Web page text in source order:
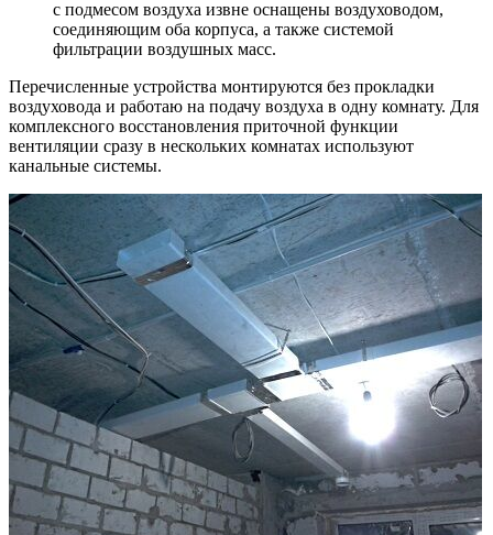
с подмесом воздуха извне оснащены воздуховодом,
соединяющим оба корпуса, а также системой
фильтрации воздушных масс.
Перечисленные устройства монтируются без прокладки
воздуховода и работаю на подачу воздуха в одну комнату. Для
комплексного восстановления приточной функции
вентиляции сразу в нескольких комнатах используют
канальные системы.